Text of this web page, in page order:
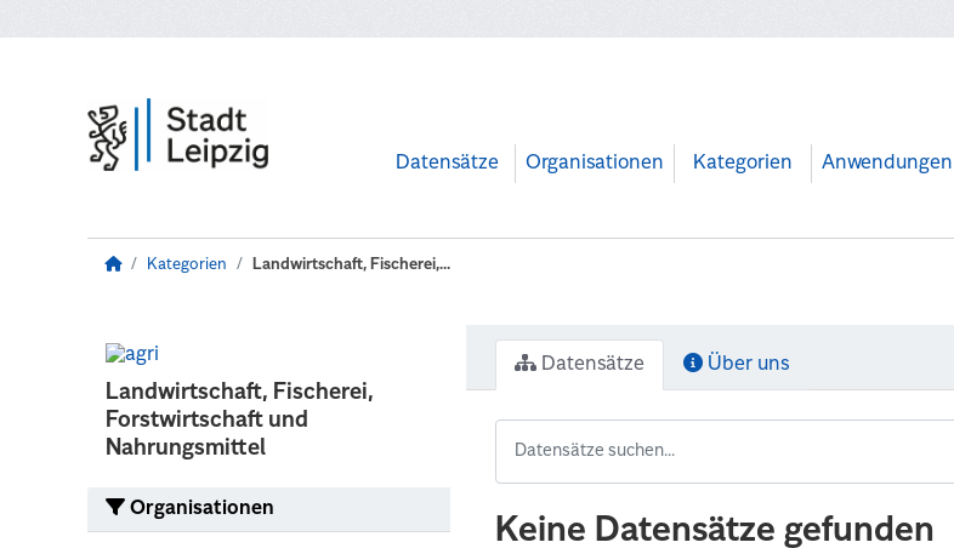
Datensätze Organisationen Kategorien Anwendungen
Kategorien Landwirtschaft, Fischerei,...
Landwirtschaft, Fischerei,
Forstwirtschaft und
Nahrungsmittel
Organisationen
Datensätze Über uns
Keine Datensätze gefunden